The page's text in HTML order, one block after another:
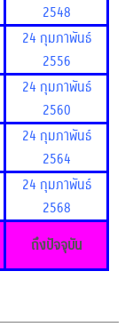
2548
24 กุมภาพันธ์
2556
24 กุมภาพันธ์
2560
24 กุมภาพันธ์
2564
24 กุมภาพันธ์
2568
ถึงปัจจุบัน